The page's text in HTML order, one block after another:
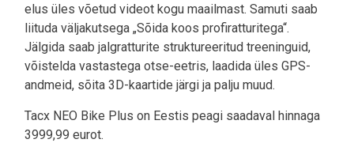
elus üles võetud videot kogu maailmast. Samuti saab
liituda väljakutsega „Sõida koos profiratturitega“.
Jälgida saab jalgratturite struktureeritud treeninguid,
võistelda vastastega otse-eetris, laadida üles GPS-
andmeid, sõita 3D-kaartide järgi ja palju muud.
Tacx NEO Bike Plus on Eestis peagi saadaval hinnaga
3999,99 eurot.